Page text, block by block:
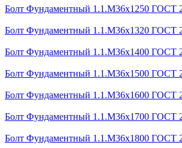
Болт Фундаментный 1.1.М36х1250 ГОСТ
Болт Фундаментный 1.1.М36х1320 ГОСТ
Болт Фундаментный 1.1.М36х1400 ГОСТ
Болт Фундаментный 1.1.М36х1500 ГОСТ
Болт Фундаментный 1.1.М36х1600 ГОСТ
Болт Фундаментный 1.1.М36х1700 ГОСТ
Болт Фундаментный 1.1.М36х1800 ГОСТ